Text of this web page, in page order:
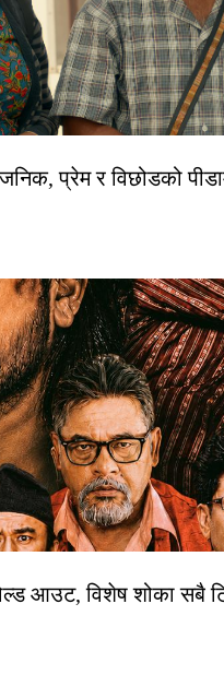
प्रेम र विछोडको
आउट, विशेष शोका सबै